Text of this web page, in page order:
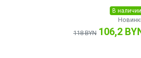
В наличии
118 BYN 106,2